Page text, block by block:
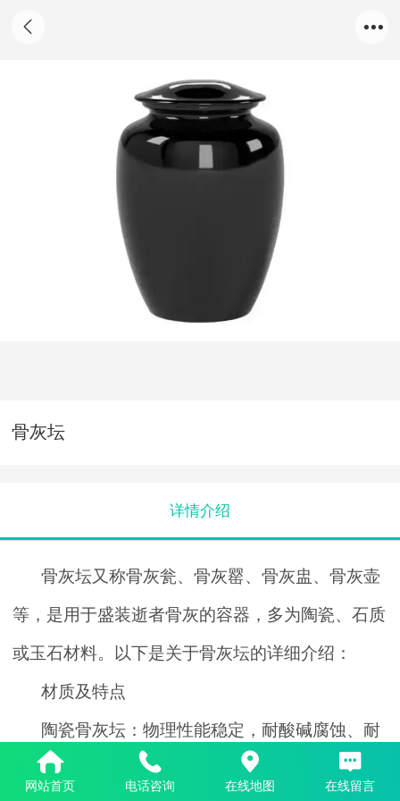
骨灰坛
详情介绍
骨灰坛又称骨灰瓮、骨灰罂、骨灰盅、骨灰壶
等，是用于盛装逝者骨灰的容器，多为陶瓷、石质
或玉石材料。以下是关于骨灰坛的详细介绍：
材质及特点
陶瓷骨灰坛：物理性能稳定，耐酸碱腐蚀、耐
温度变化、耐磨耐压、防潮防虫，埋入土中千年不
网站首页 电话咨询 在线地图 在线留言